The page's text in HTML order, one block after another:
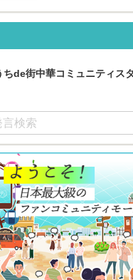
ちde街中華コミュニティス